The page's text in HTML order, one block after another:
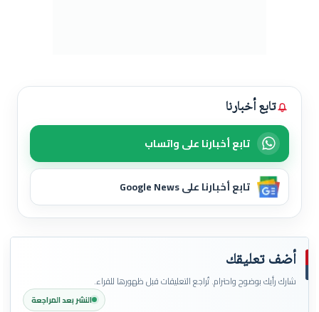
تابع أخبارنا
تابع أخبارنا على واتساب
تابع أخبارنا على Google News
أضف تعليقك
شارك رأيك بوضوح واحترام. تُراجع التعليقات قبل ظهورها للقراء.
النشر بعد المراجعة